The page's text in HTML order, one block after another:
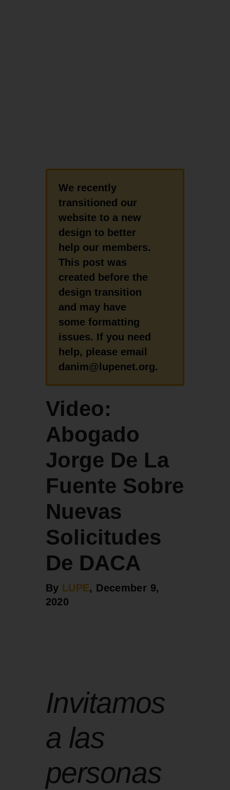
We recently
transitioned our
website to a new
design to better
help our members.
This post was
created before the
design transition
and may have
some formatting
issues. If you need
help, please email
danim@lupenet.org.
Video:
Abogado
Jorge De La
Fuente Sobre
Nuevas
Solicitudes
De DACA
By LUPE, December 9,
2020
Invitamos
a las
personas